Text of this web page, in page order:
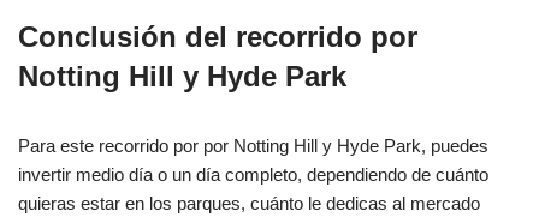
Conclusión del recorrido por
Notting Hill y Hyde Park
Para este recorrido por por Notting Hill y Hyde Park, puedes
invertir medio día o un día completo, dependiendo de cuánto
quieras estar en los parques, cuánto le dedicas al mercado